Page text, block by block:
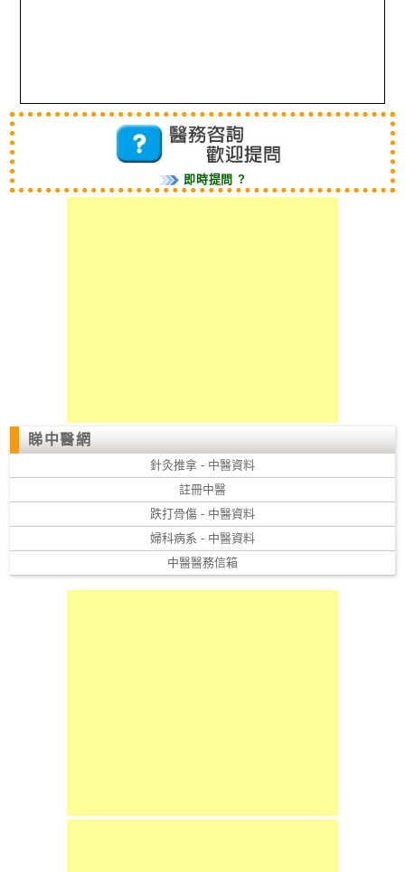
即時提問 ?
睇中醫網
針灸推拿 - 中醫資料
註冊中醫
跌打骨傷 - 中醫資料
婦科病系 - 中醫資料
中醫醫務信箱